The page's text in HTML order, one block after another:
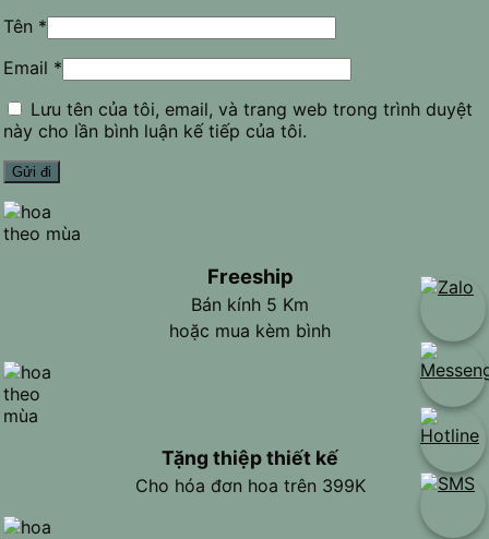
Tên *
Email *
Lưu tên của tôi, email, và trang web trong trình duyệt
này cho lần bình luận kế tiếp của tôi.
Freeship
Bán kính 5 Km
hoặc mua kèm bình
Tặng thiệp thiết kế
Cho hóa đơn hoa trên 399K